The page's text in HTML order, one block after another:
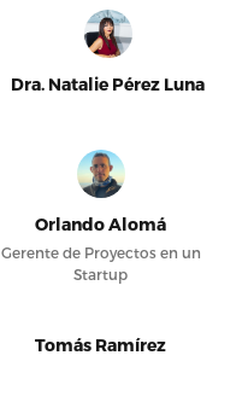
Dra. Natalie Pérez Luna
Orlando Alomá
Gerente de Proyectos en un
Startup
Tomás Ramírez